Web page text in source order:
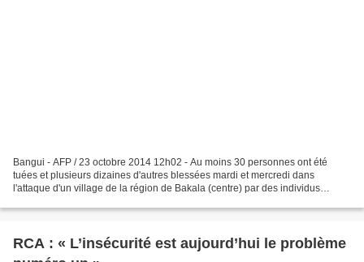
Bangui - AFP / 23 octobre 2014 12h02 - Au moins 30 personnes ont été
tuées et plusieurs dizaines d'autres blessées mardi et mercredi dans
l'attaque d'un village de la région de Bakala (centre) par des individus
RCA : « L’insécurité est aujourd’hui le problème